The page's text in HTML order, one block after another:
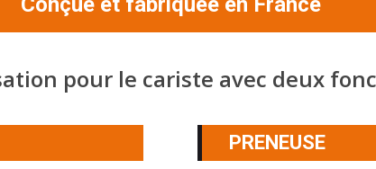
pour le cariste avec deux
PRENEUSE